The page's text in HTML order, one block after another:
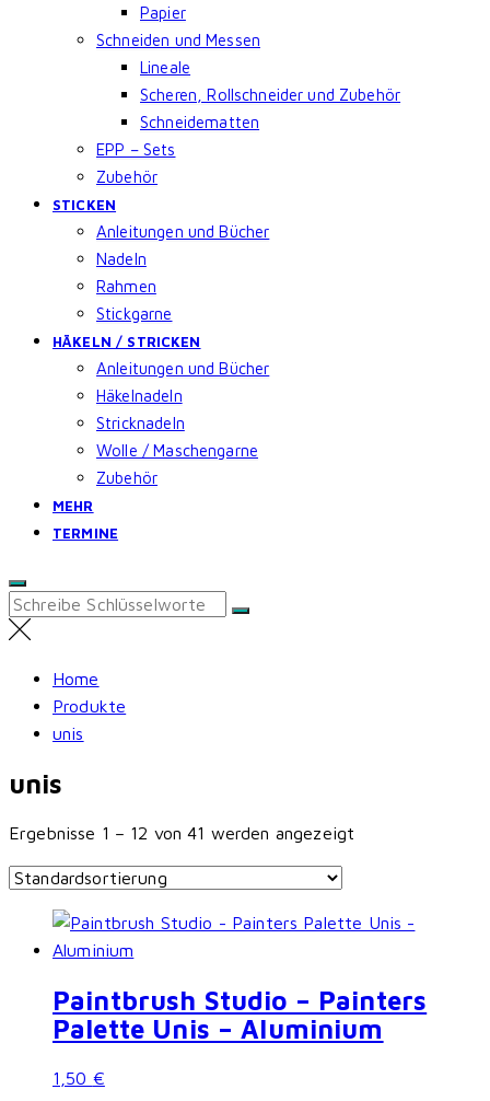
Papier
Schneiden und Messen
Lineale
Scheren, Rollschneider und Zubehör
Schneidematten
EPP – Sets
Zubehör
STICKEN
Anleitungen und Bücher
Nadeln
Rahmen
Stickgarne
HÄKELN / STRICKEN
Anleitungen und Bücher
Häkelnadeln
Stricknadeln
Wolle / Maschengarne
Zubehör
MEHR
TERMINE
Search
for:
Home
Produkte
unis
unis
Ergebnisse 1 – 12 von 41 werden angezeigt
Paintbrush Studio – Painters
Palette Unis – Aluminium
1,50 €